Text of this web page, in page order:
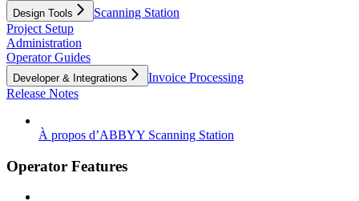
Design Tools
Scanning Station
Project Setup
Administration
Operator Guides
Developer & Integrations
Invoice Processing
Release Notes
À propos d’ABBYY Scanning Station
Operator Features